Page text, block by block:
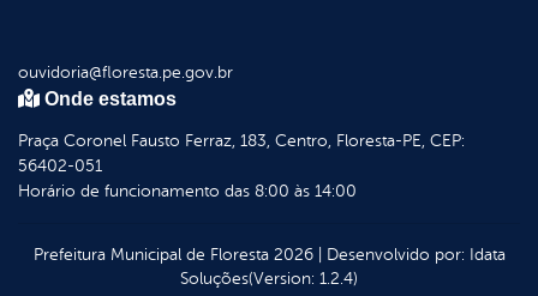
ouvidoria@floresta.pe.gov.br
Onde estamos
Praça Coronel Fausto Ferraz, 183, Centro, Floresta-PE, CEP:
56402-051
Horário de funcionamento das 8:00 às 14:00
Prefeitura Municipal de Floresta2026| Desenvolvido por: Idata
Soluções(Version: 1.2.4)